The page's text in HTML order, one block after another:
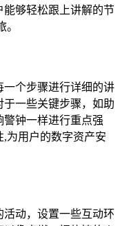
能够轻松跟上讲解的节
个步骤进行详细的讲
一些关键步骤，如助
钟一样进行重点强
为用户的数字资产安
动，设置一些互动环